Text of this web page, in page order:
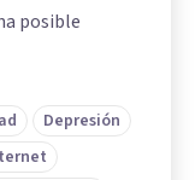
posible
Depresión